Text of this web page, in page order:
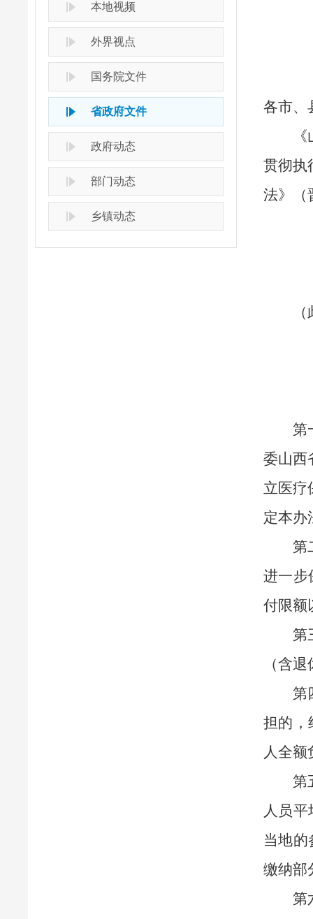
本地视频
外界视点
国务院文件
省政府文件
政府动态
部门动态
乡镇动态
各市、
贯彻执
法》（
委山西
立医疗
定本办
进一步
付限额
（含
担的，
人全
人员
当地
缴纳部